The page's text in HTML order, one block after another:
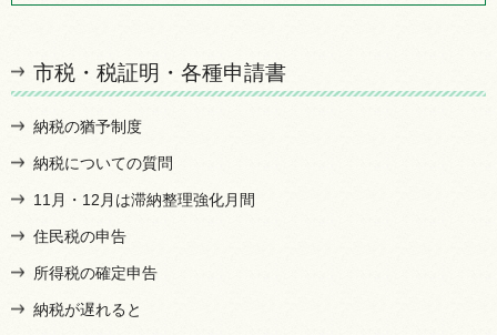
市税・税証明・各種申請書
納税の猶予制度
納税についての質問
11月・12月は滞納整理強化月間
住民税の申告
所得税の確定申告
納税が遅れると